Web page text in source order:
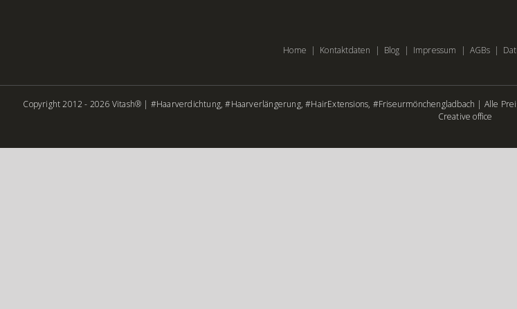
Home Kontaktdaten Blog Impressum AGBs
Copyright 2012 - 2026 Vitash® | #Haarverdichtung, #Haarverlängerung, #HairExtensions, #Friseurmönchengladbach | Alle
Creative office